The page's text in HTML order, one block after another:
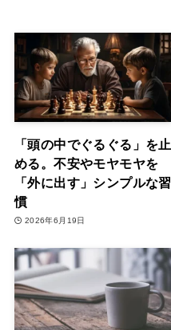
「頭の中でぐるぐる」を止
める。不安やモヤモヤを
「外に出す」シンプルな習
慣
2026年6月19日